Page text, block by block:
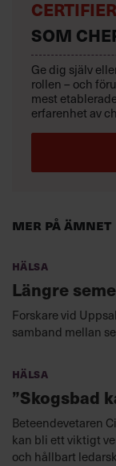
Mer på ämnet
Hälsa
Längre
Forskare vid
samband mellan
Hälsa
”Skogsbad
Beteendevetaren
kan bli ett viktigt
och hållbart
SOM
Ge dig själv
rollen – och
mest
erfarenhet av